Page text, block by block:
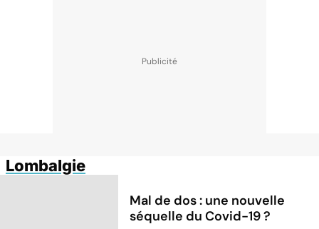
Lombalgie
Mal de dos : une nouvelle
séquelle du Covid-19 ?